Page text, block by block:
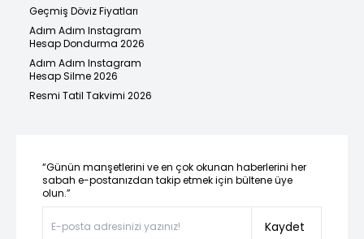
Geçmiş Döviz Fiyatları
Adım Adım Instagram
Hesap Dondurma 2026
Adım Adım Instagram
Hesap Silme 2026
Resmi Tatil Takvimi 2026
“Günün manşetlerini ve en çok okunan haberlerini her
sabah e-postanızdan takip etmek için bültene üye
olun.”
Kaydet